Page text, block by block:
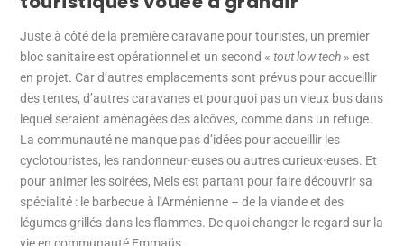
Juste à côté de la première caravane pour touristes, un premier
bloc sanitaire est opérationnel et un second « tout low tech » est
en projet. Car d’autres emplacements sont prévus pour accueillir
des tentes, d’autres caravanes et pourquoi pas un vieux bus dans
lequel seraient aménagées des alcôves, comme dans un refuge.
La communauté ne manque pas d’idées pour accueillir les
cyclotouristes, les randonneur·euses ou autres curieux·euses. Et
pour animer les soirées, Mels est partant pour faire découvrir sa
spécialité : le barbecue à l’Arménienne – de la viande et des
légumes grillés dans les flammes. De quoi changer le regard sur la